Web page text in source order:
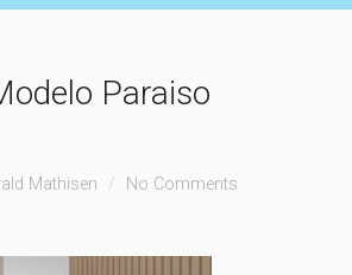
Paraiso
Mathisen No Comments